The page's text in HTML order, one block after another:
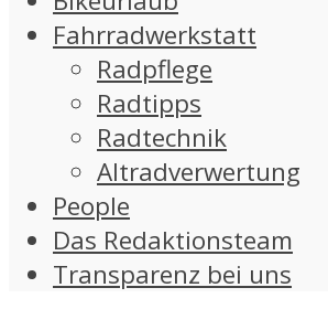
Fahrradwerkstatt
Radpflege
Radtipps
Radtechnik
Altradverwertung
People
Das Redaktionsteam
Transparenz bei uns